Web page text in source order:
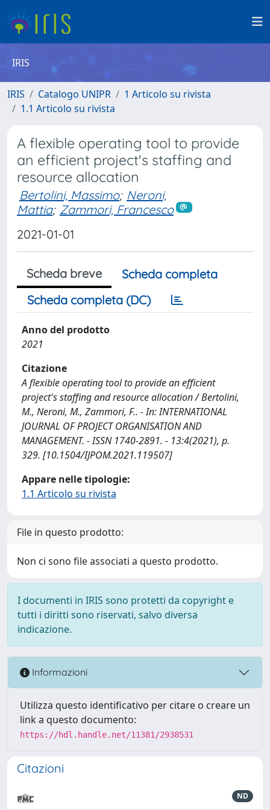
IRIS
IRIS Catalogo UNIPR
1 Articolo su rivista
1.1 Articolo su rivista
A flexible operating tool to provide
an efficient project's staffing and
resource allocation
Bertolini, Massimo; Neroni,
Mattia; Zammori, Francesco
2021-01-01
Scheda breve
Scheda completa
Scheda completa (DC)
Anno del prodotto
2021
Citazione
A flexible operating tool to provide an efficient
project's staffing and resource allocation / Bertolini,
M., Neroni, M., Zammori, F.. - In: INTERNATIONAL
JOURNAL OF PROJECT ORGANISATION AND
MANAGEMENT. - ISSN 1740-2891. - 13:4(2021), p.
329. [10.1504/IJPOM.2021.119507]
Appare nelle tipologie:
1.1 Articolo su rivista
File in questo prodotto:
Non ci sono file associati a questo prodotto.
I documenti in IRIS sono protetti da copyright e
tutti i diritti sono riservati, salvo diversa
indicazione.
Informazioni
Utilizza questo identificativo per citare o creare un
link a questo documento:
https://hdl.handle.net/11381/2938531
Citazioni
ND